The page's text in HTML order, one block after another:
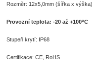
Rozměr: 12x5,0mm (šířka x výška)
Provozní teplota: -20 až +100oC
Stupeň krytí: IP68
Certifikace: CE, RoHS